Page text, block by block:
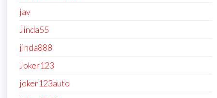
jav
Jinda55
jinda888
Joker123
joker123auto